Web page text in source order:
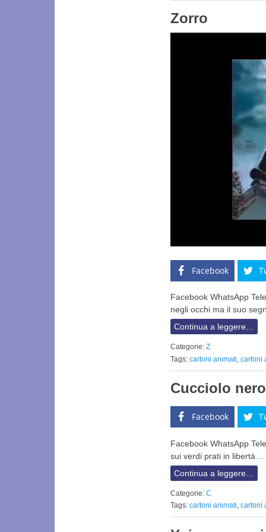
Zorro
Facebook
Facebook WhatsApp
negli occhi ma il suo
Continua a leggere…
Categorie: Z
Tags: cartoni animati cartoni
Cucciolo nero
Facebook
Facebook WhatsApp
sui verdi prati in libertà…
Continua a leggere…
Categorie: C
Tags: cartoni animati cartoni